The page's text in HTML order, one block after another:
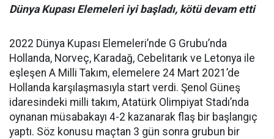
Dünya Kupası Elemeleri iyi başladı, kötü devam etti
2022 Dünya Kupası Elemeleri’nde G Grubu’nda
Hollanda, Norveç, Karadağ, Cebelitarık ve Letonya ile
eşleşen A Milli Takım, elemelere 24 Mart 2021’de
Hollanda karşılaşmasıyla start verdi. Şenol Güneş
idaresindeki milli takım, Atatürk Olimpiyat Stadı’nda
oynanan müsabakayı 4-2 kazanarak flaş bir başlangıç
yaptı. Söz konusu maçtan 3 gün sonra grubun bir